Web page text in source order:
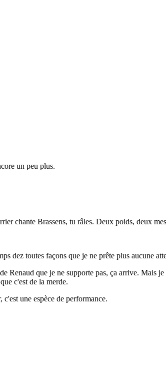
un peu plus.
chante Brassens, tu râles. Deux poids, deux
dez toutes façons que je ne prête plus aucune
Renaud que je ne supporte pas, ça arrive. Mais
c'est de la merde.
une espèce de performance.